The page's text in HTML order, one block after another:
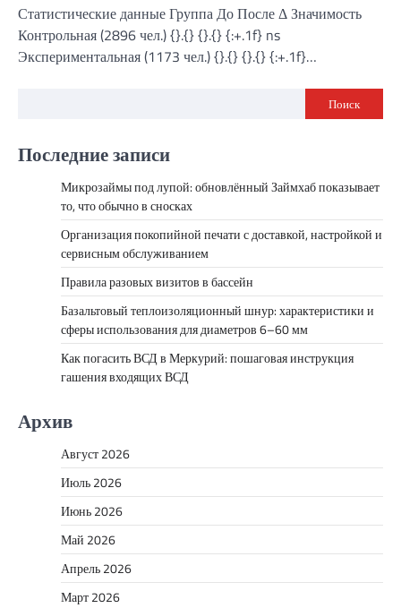
Статистические данные Группа До После Δ Значимость
Контрольная (2896 чел.) {}.{} {}.{} {:+.1f} ns
Экспериментальная (1173 чел.) {}.{} {}.{} {:+.1f}…
Поиск
Последние записи
Микрозаймы под лупой: обновлённый Займхаб показывает
то, что обычно в сносках
Организация покопийной печати с доставкой, настройкой и
сервисным обслуживанием
Правила разовых визитов в бассейн
Базальтовый теплоизоляционный шнур: характеристики и
сферы использования для диаметров 6–60 мм
Как погасить ВСД в Меркурий: пошаговая инструкция
гашения входящих ВСД
Архив
Август 2026
Июль 2026
Июнь 2026
Май 2026
Апрель 2026
Март 2026